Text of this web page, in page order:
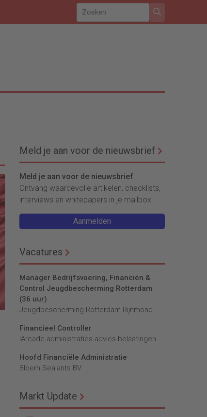
Meld je aan voor de nieuwsbrief
Meld je aan voor de nieuwsbrief
Ontvang waardevolle artikelen, checklists,
interviews en whitepapers in je mailbox.
Aanmelden
Vacatures
Manager Bedrijfsvoering, Financiën &
Control Jeugdbescherming Rotterdam
(36 uur)
Jeugdbescherming Rotterdam Rijnmond
Financieel Controller
lArcade administraties-advies-belastingen
Hoofd Financiële Administratie
Bloem Sealants BV
Markt Update